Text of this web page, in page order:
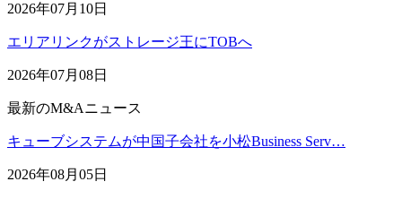
2026年07月10日
エリアリンクがストレージ王にTOBへ
2026年07月08日
最新のM&Aニュース
キューブシステムが中国子会社を小松Business Serv…
2026年08月05日